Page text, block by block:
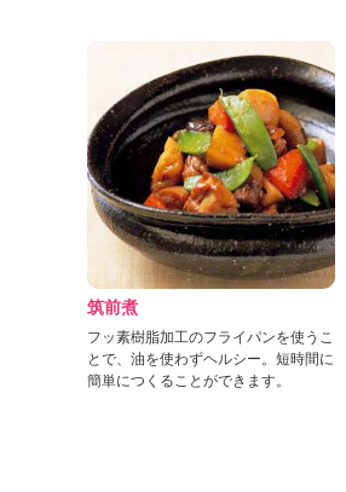
筑前煮
フッ素樹脂加工のフライパンを使うこ
とで、油を使わずヘルシー。短時間に
簡単につくることができます。